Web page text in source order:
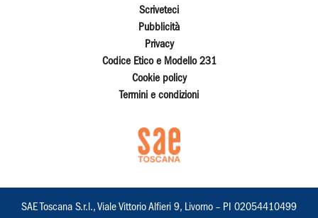
Scriveteci
Pubblicità
Privacy
Codice Etico e Modello 231
Cookie policy
Termini e condizioni
SAE Toscana S.r.l., Viale Vittorio Alfieri 9, Livorno – PI 02054410499